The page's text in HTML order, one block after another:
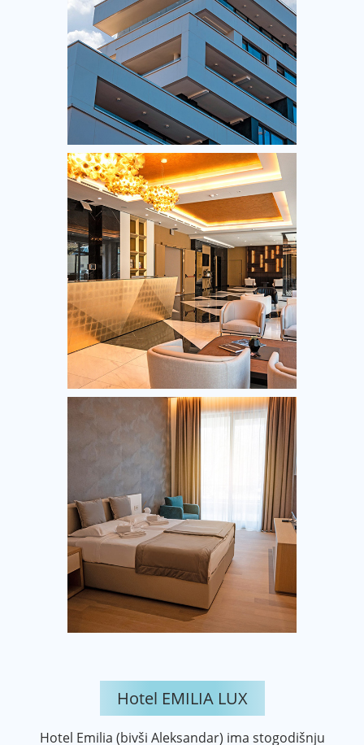
Hotel EMILIA LUX
Hotel Emilia (bivši Aleksandar) ima stogodišnju